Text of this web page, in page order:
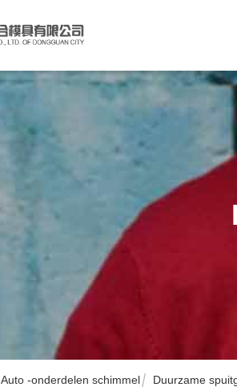
Auto -onderdelen schimmel Duurzame